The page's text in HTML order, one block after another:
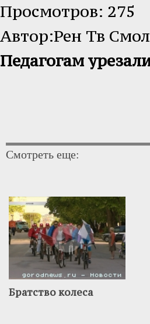
Просмотров: 275
Автор:Рен Тв
Педагогам
Смотреть еще:
Братство колеса